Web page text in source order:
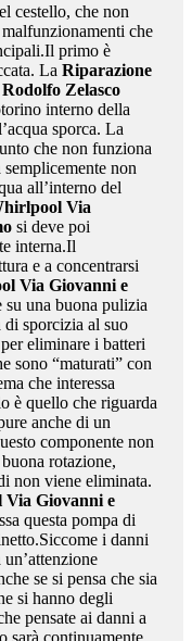
cestello, che non
che
primo è
La Riparazione
Zelasco
interno della
sporca. La
che non funziona
non
all’interno del
Via
si deve poi
interna.Il
e a concentrarsi
Via Giovanni e
su una buona pulizia
sporcizia al suo
eliminare i batteri
sono “maturati” con
che interessa
è quello che riguarda
anche di un
componente non
rotazione,
non viene eliminata.
Giovanni e
questa pompa di
i danni
se si pensa che sia
si hanno degli
pensate ai danni a
sarà continuamente